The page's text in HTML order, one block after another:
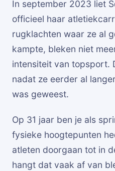
In september 2023 liet
officieel haar
rugklachten waar ze al
kampte, bleken niet
intensiteit van topsport.
nadat ze eerder al
was geweest.
Op 31 jaar ben je als
fysieke hoogtepunten
atleten doorgaan tot in
hangt dat vaak af van